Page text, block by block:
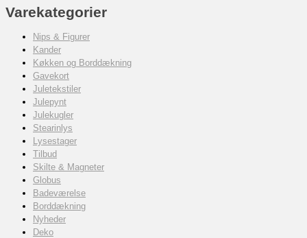
Varekategorier
Nips & Figurer
Kander
Køkken og Borddækning
Gavekort
Juletekstiler
Julepynt
Julekugler
Stearinlys
Lysestager
Tilbud
Skilte & Magneter
Globus
Badeværelse
Borddækning
Nyheder
Deko